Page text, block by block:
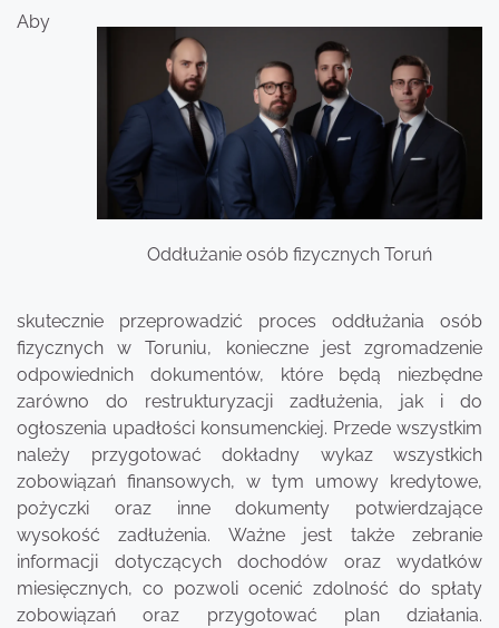
Oddłużanie osób fizycznych Toruń
Aby
skutecznie przeprowadzić proces oddłużania osób
fizycznych w Toruniu, konieczne jest zgromadzenie
odpowiednich dokumentów, które będą niezbędne
zarówno do restrukturyzacji zadłużenia, jak i do
ogłoszenia upadłości konsumenckiej. Przede wszystkim
należy przygotować dokładny wykaz wszystkich
zobowiązań finansowych, w tym umowy kredytowe,
pożyczki oraz inne dokumenty potwierdzające
wysokość zadłużenia. Ważne jest także zebranie
informacji dotyczących dochodów oraz wydatków
miesięcznych, co pozwoli ocenić zdolność do spłaty
zobowiązań oraz przygotować plan działania.